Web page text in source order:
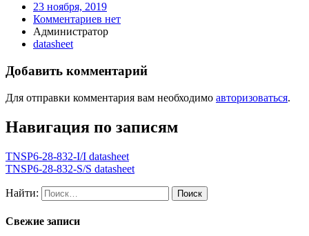
23 ноября, 2019
Комментариев нет
Администратор
datasheet
Добавить комментарий
Для отправки комментария вам необходимо авторизоваться.
Навигация по записям
TNSP6-28-832-I/I datasheet
TNSP6-28-832-S/S datasheet
Найти:
Свежие записи